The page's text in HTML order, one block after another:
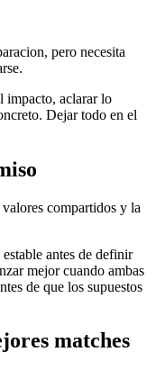
pero necesita
impacto, aclarar lo
Dejar todo en el
compartidos y la
antes de definir
mejor cuando ambas
de que los supuestos
matches